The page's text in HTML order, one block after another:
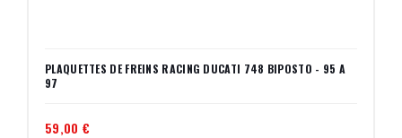
PLAQUETTES DE FREINS RACING DUCATI 748 BIPOSTO - 95 A
97
59,00 €